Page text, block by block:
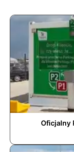
Oficjalny